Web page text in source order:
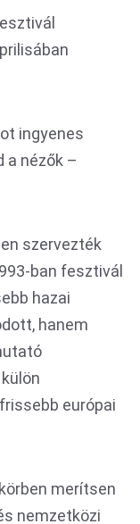
ingyenes
a nézők –
szervezték
ban fesztivál
hazai
hanem
európai
merítsen
nemzetközi